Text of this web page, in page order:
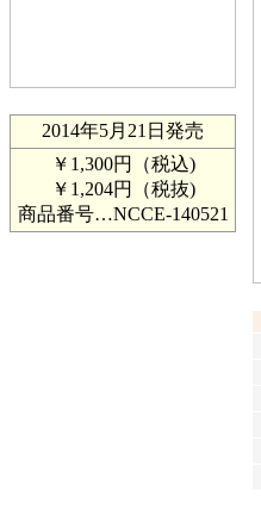
2014年5月21日発売
￥1,300円（税込)
￥1,204円（税抜)
商品番号…NCCE-140521